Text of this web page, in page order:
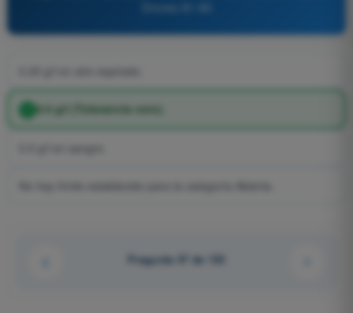
0.0 g/l (Tolerancia cero).
Pregunta 47 de 133